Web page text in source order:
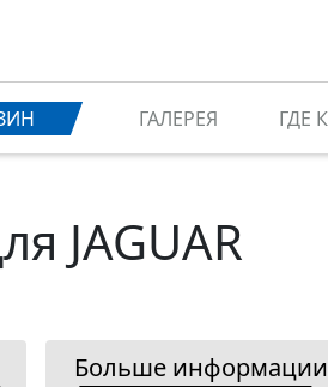
ГАЛЕРЕЯ ГДЕ
JAGUAR
Больше